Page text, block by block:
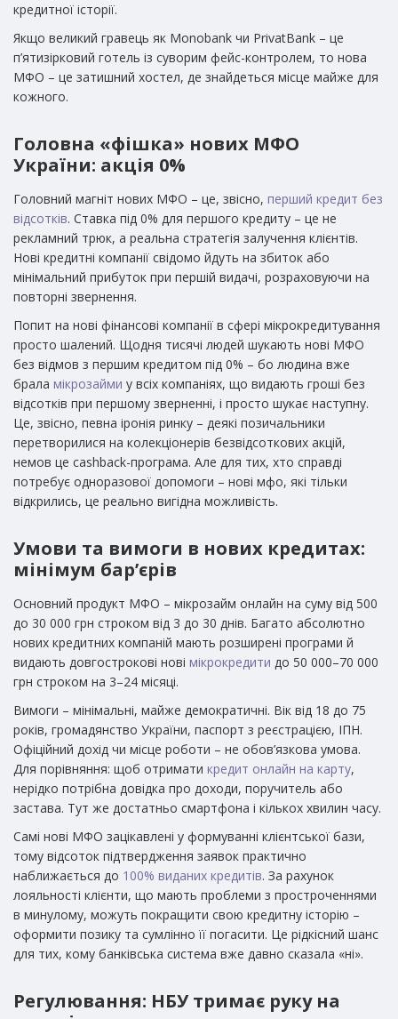
кредитної історії.
Якщо великий гравець як Monobank чи PrivatBank – це
п’ятизірковий готель із суворим фейс-контролем, то нова
МФО – це затишний хостел, де знайдеться місце майже для
кожного.
Головна «фішка» нових МФО
України: акція 0%
Головний магніт нових МФО – це, звісно, перший кредит без
відсотків. Ставка під 0% для першого кредиту – це не
рекламний трюк, а реальна стратегія залучення клієнтів.
Нові кредитні компанії свідомо йдуть на збиток або
мінімальний прибуток при першій видачі, розраховуючи на
повторні звернення.
Попит на нові фінансові компанії в сфері мікрокредитування
просто шалений. Щодня тисячі людей шукають нові МФО
без відмов з першим кредитом під 0% – бо людина вже
брала мікрозайми у всіх компаніях, що видають гроші без
відсотків при першому зверненні, і просто шукає наступну.
Це, звісно, певна іронія ринку – деякі позичальники
перетворилися на колекціонерів безвідсоткових акцій,
немов це cashback-програма. Але для тих, хто справді
потребує одноразової допомоги – нові мфо, які тільки
відкрились, це реально вигідна можливість.
Умови та вимоги в нових кредитах:
мінімум бар’єрів
Основний продукт МФО – мікрозайм онлайн на суму від 500
до 30 000 грн строком від 3 до 30 днів. Багато абсолютно
нових кредитних компаній мають розширені програми й
видають довгострокові нові мікрокредити до 50 000–70 000
грн строком на 3–24 місяці.
Вимоги – мінімальні, майже демократичні. Вік від 18 до 75
років, громадянство України, паспорт з реєстрацією, ІПН.
Офіційний дохід чи місце роботи – не обов’язкова умова.
Для порівняння: щоб отримати кредит онлайн на карту,
нерідко потрібна довідка про доходи, поручитель або
застава. Тут же достатньо смартфона і кількох хвилин часу.
Самі нові МФО зацікавлені у формуванні клієнтської бази,
тому відсоток підтвердження заявок практично
наближається до 100% виданих кредитів. За рахунок
лояльності клієнти, що мають проблеми з простроченнями
в минулому, можуть покращити свою кредитну історію –
оформити позику та сумлінно її погасити. Це рідкісний шанс
для тих, кому банківська система вже давно сказала «ні».
Регулювання: НБУ тримає руку на